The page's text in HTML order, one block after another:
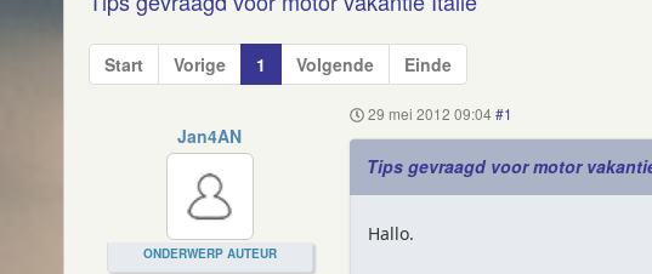
Start Vorige 1 Volgende Einde
Jan4AN
ONDERWERP AUTEUR
29 mei 2012 09:04 #1
Tips gevraagd voor motor
Hallo.